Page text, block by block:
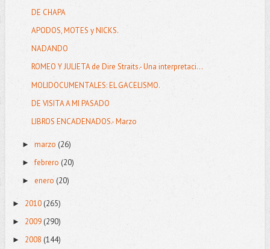
DE CHAPA
APODOS, MOTES y NICKS.
NADANDO
ROMEO Y JULIETA de Dire Straits.- Una interpretaci...
MOLIDOCUMENTALES: EL GACELISMO.
DE VISITA A MI PASADO
LIBROS ENCADENADOS.- Marzo
► marzo (26)
►febrero (20)
► enero (20)
► 2010 (265)
► 2009(290)
► 2008 (144)